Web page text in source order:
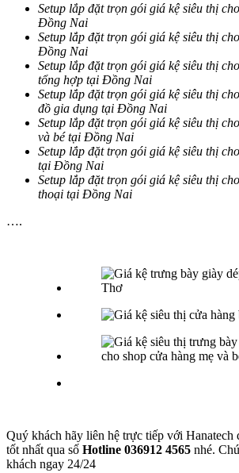
Setup lắp đặt trọn gói giá kệ siêu thị
Đồng Nai
Setup lắp đặt trọn gói giá kệ siêu thị
Đồng Nai
Setup lắp đặt trọn gói giá kệ siêu thị
tổng hợp tại Đồng Nai
Setup lắp đặt trọn gói giá kệ siêu thị
đồ gia dụng tại Đồng Nai
Setup lắp đặt trọn gói giá kệ siêu thị
và bé tại Đồng Nai
Setup lắp đặt trọn gói giá kệ siêu thị
tại Đồng Nai
Setup lắp đặt trọn gói giá kệ siêu thị
thoại tại Đồng Nai
….
Quý khách hãy liên hệ trực tiếp với Hanatech
tốt nhất qua số Hotline 036912 4565 nhé.
khách ngay 24/24